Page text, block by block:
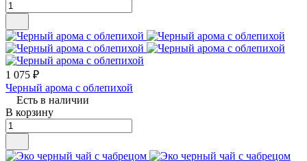
1 075 ₽
Черный арома с облепихой
Есть в наличии
В корзину